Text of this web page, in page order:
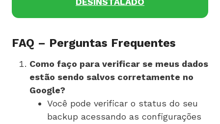
FAQ – Perguntas Frequentes
Como faço para verificar se meus dados
estão sendo salvos corretamente no
Google?
Você pode verificar o status do seu
backup acessando as configurações